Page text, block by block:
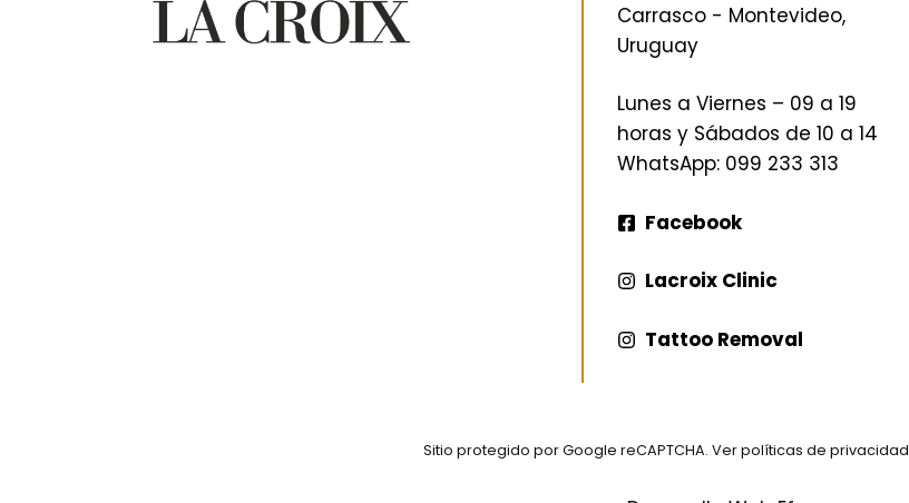
Carrasco - Montevideo,
Uruguay
Lunes a Viernes – 09 a 19
horas y Sábados de 10 a 14
WhatsApp: 099 233 313
Facebook
Lacroix Clinic
Tattoo Removal
Sitio protegido por Google reCAPTCHA. Verpolíticas de privacidad